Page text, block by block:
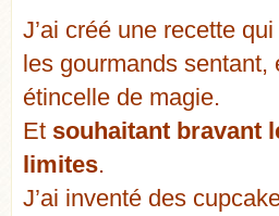
J’ai créé une recette
les gourmands sentant,
étincelle de magie.
Et souhaitant bravant
limites.
J’ai inventé des